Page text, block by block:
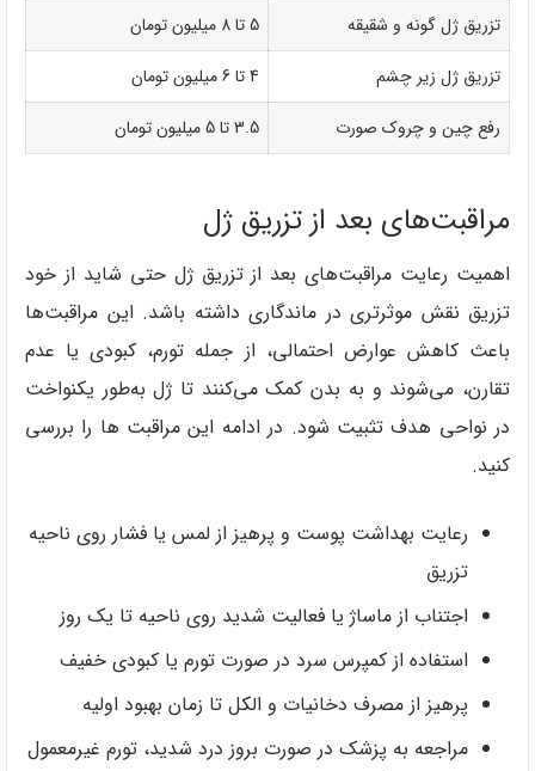
تزریق ژل گونه و شقیقه
5 تا 8 میلیون تومان
تزریق ژل زیر چشم
4 تا 6 میلیون تومان
رفع چین و چروک صورت
3.5 تا 5 میلیون تومان
مراقبت‌های بعد از تزریق ژل
اهمیت رعایت مراقبت‌های بعد از تزریق ژل حتی شاید از خود
تزریق نقش موثرتری در ماندگاری داشته باشد. این مراقبت‌ها
باعث کاهش عوارض احتمالی، از جمله تورم، کبودی یا عدم
تقارن، می‌شوند و به بدن کمک می‌کنند تا ژل به‌طور یکنواخت
در نواحی هدف تثبیت شود. در ادامه این مراقبت ها را بررسی
کنید.
رعایت بهداشت پوست و پرهیز از لمس یا فشار روی ناحیه
تزریق
اجتناب از ماساژ یا فعالیت شدید روی ناحیه تا یک روز
استفاده از کمپرس سرد در صورت تورم یا کبودی خفیف
پرهیز از مصرف دخانیات و الکل تا زمان بهبود اولیه
مراجعه به پزشک در صورت بروز درد شدید، تورم غیرمعمول